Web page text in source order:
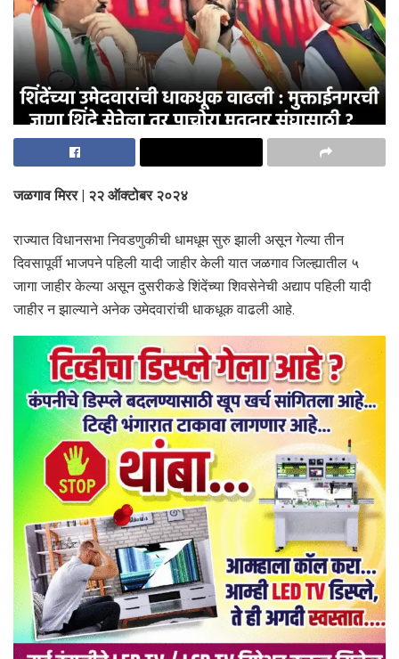
जळगाव मिरर | २२ ऑक्टोबर २०२४
राज्यात विधानसभा निवडणुकीची धामधूम सुरु झाली असून गेल्या तीन
दिवसापूर्वी भाजपने पहिली यादी जाहीर केली यात जळगाव जिल्ह्यातील ५
जागा जाहीर केल्या असून दुसरीकडे शिंदेंच्या शिवसेनेची अद्याप पहिली यादी
जाहीर न झाल्याने अनेक उमेदवारांची धाकधूक वाढली आहे.